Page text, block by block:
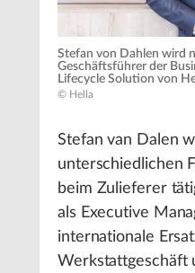
Stefan von Dahlen wird
Geschäftsführer der
Lifecycle Solution von
© Hella
Stefan van Dalen
unterschiedlichen
beim Zulieferer
als Executive
internationale
Werkstattgeschäft